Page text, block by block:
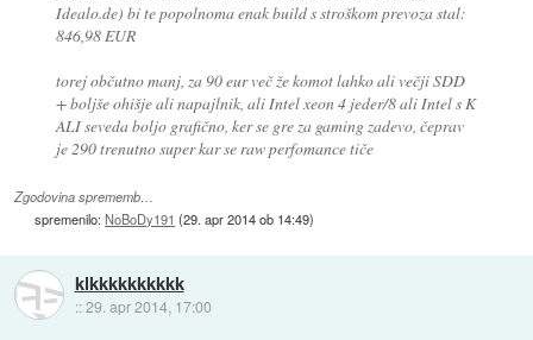
Idealo.de) bi te popolnoma enak build s stroškom prevoza stal:
846,98 EUR
torej občutno manj, za 90 eur več že komot lahko ali večji SDD
+ boljše ohišje ali napajlnik, ali Intel xeon 4 jeder/8 ali Intel s K
ALI seveda boljo grafično, ker se gre za gaming zadevo, čeprav
je 290 trenutno super kar se raw perfomance tiče
Zgodovina sprememb…
spremenilo:NoBoDy191 (29. apr 2014 ob 14:49)
klkkkkkkkkkk
::29. apr 2014, 17:00